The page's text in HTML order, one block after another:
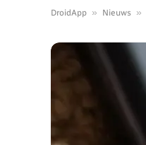
DroidApp » Nieuws »